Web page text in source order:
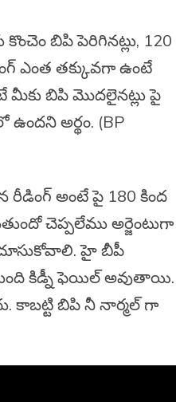
బిపి పెరిగినట్లు, 120
ఎంత తక్కువగా ఉంటే
మీకు బిపి మొదలైనట్లు పై
అర్థం. (BP
రీడింగ్ అంటే పై 180 కింద
చెప్పలేము అర్జెంటుగా
హై బీపీ
కిడ్నీ ఫెయిల్ అవుతాయి.
కాబట్టి బిపి నీ నార్మల్ గా